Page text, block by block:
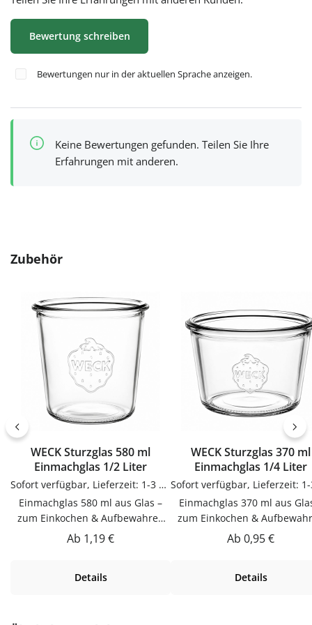
Bewertung schreiben
Bewertungen nur in der aktuellen Sprache anzeigen.
Keine Bewertungen gefunden. Teilen Sie Ihre
Erfahrungen mit anderen.
Produktgalerie überspringen
Zubehör
WECK Sturzglas 580 ml
Einmachglas 1/2 Liter
Sofort verfügbar, Lieferzeit: 1-3 Tage
Einmachglas 580 ml aus Glas –
zum Einkochen & Aufbewahren
im WECK-SystemDieser
im WECK-System. Hochwertig
Regulärer Preis:
Ab 1,19 €
Details
WECK Sturzglas 370 ml
Einmachglas 1/4 Liter
Einmachglas 370 ml aus
zum Einkochen &
im WECK-SystemDieser
im WECK-System.
Regulärer Preis:
Ab 0,95 €
Details